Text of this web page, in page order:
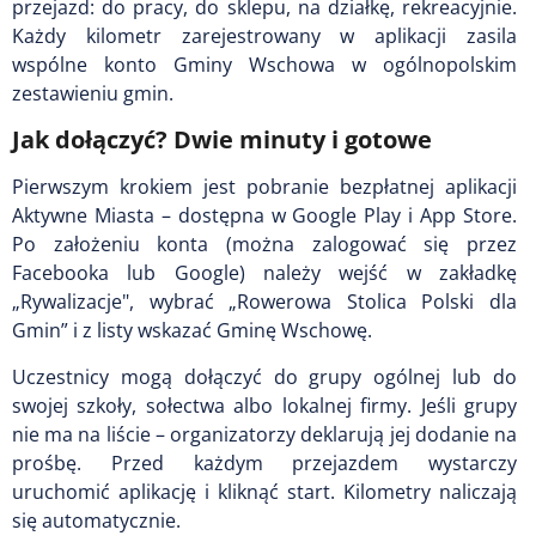
przejazd: do pracy, do sklepu, na działkę, rekreacyjnie.
Każdy kilometr zarejestrowany w aplikacji zasila
wspólne konto Gminy Wschowa w ogólnopolskim
zestawieniu gmin.
Jak dołączyć? Dwie minuty i gotowe
Pierwszym krokiem jest pobranie bezpłatnej aplikacji
Aktywne Miasta – dostępna w Google Play i App Store.
Po założeniu konta (można zalogować się przez
Facebooka lub Google) należy wejść w zakładkę
„Rywalizacje", wybrać „Rowerowa Stolica Polski dla
Gmin” i z listy wskazać Gminę Wschowę.
Uczestnicy mogą dołączyć do grupy ogólnej lub do
swojej szkoły, sołectwa albo lokalnej firmy. Jeśli grupy
nie ma na liście – organizatorzy deklarują jej dodanie na
prośbę. Przed każdym przejazdem wystarczy
uruchomić aplikację i kliknąć start. Kilometry naliczają
się automatycznie.